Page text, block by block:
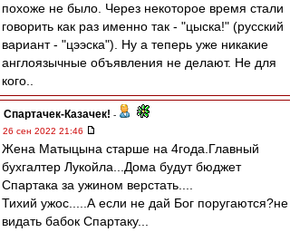
похоже не было. Через некоторое время стали
говорить как раз именно так - "цыска!" (русский
вариант - "цээска"). Ну а теперь уже никакие
англоязычные объявления не делают. Не для
кого..
Спартачек-Казачек! -
26 сен 2022 21:46
Жена Матыцына старше на 4года.Главный
бухгалтер Лукойла...Дома будут бюджет
Спартака за ужином верстать....
Тихий ужос.....А если не дай Бог поругаются?не
видать бабок Спартаку...